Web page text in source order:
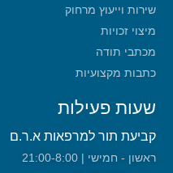
שירות וייעוץ מרחוק
מיצוי זכויות
מכתבי תודה
כתבות מקצועיות
שעות פעילות
קביעת תור למרפאות א.ר.ם
ראשון - חמישי | 21:00-8:00